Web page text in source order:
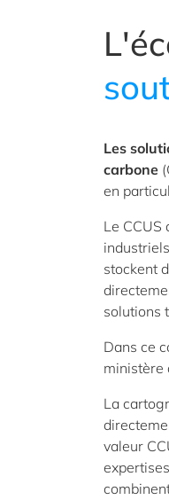
Les
carbone
en
Le CCUS
stockent
solutions
Dans ce
ministère
La
valeur